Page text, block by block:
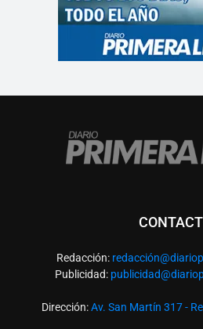
Redacción: redacció
Publicidad:
Dirección:Av. San Martín 317 -